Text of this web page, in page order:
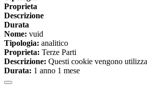
Proprieta
Descrizione
Durata
Nome: vuid
Tipologia: analitico
Proprieta: Terze Parti
Descrizione: Questi cookie vengono
Durata: 1 anno 1 mese